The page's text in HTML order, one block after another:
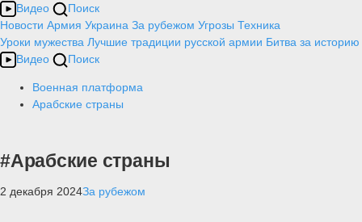
Видео
Поиск
Новости Армия Украина За рубежом Угрозы Техника
Уроки мужества Лучшие традиции русской армии Битва за историю
Видео
Поиск
Военная платформа
Арабские страны
#Арабские страны
2 декабря 2024За рубежом